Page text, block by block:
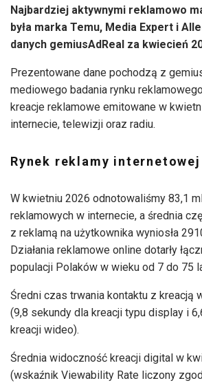
Najbardziej aktywnymi reklamowo
była marka Temu, Media Expert i
danych gemiusAdReal za kwiecień
Prezentowane dane pochodzą z
mediowego badania rynku
kreacje reklamowe emitowane w
internecie, telewizji oraz radiu.
Rynek reklamy internetowej
W kwietniu 2026 odnotowaliśmy 83,1
reklamowych w internecie, a średnia
z reklamą na użytkownika wyniosła
Działania reklamowe online dotarły
populacji Polaków w wieku od 7 do 75
Średni czas trwania kontaktu z kreacją
(9,8 sekundy dla kreacji typu display i
kreacji wideo).
Średnia widoczność kreacji digital w
(wskaźnik Viewability Rate liczony